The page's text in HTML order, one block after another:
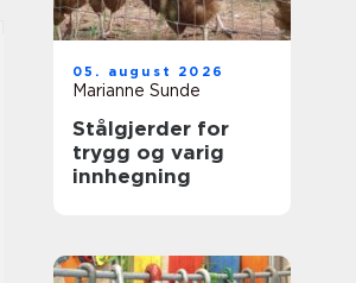
05. august 2026
Marianne Sunde
Stålgjerder for
trygg og varig
innhegning